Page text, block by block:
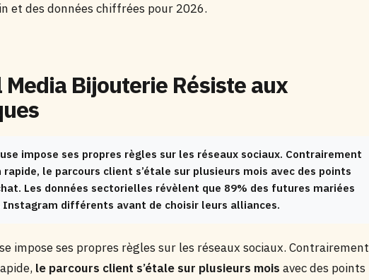
et des données chiffrées pour 2026.
Bijouterie Résiste aux
impose ses propres règles sur les réseaux sociaux. Contrairement
le parcours client s’étale sur plusieurs mois avec des points
Les données sectorielles révèlent que 89% des futures mariées
différents avant de choisir leurs alliances.
impose ses propres règles sur les réseaux sociaux. Contrairement
le parcours client s’étale sur plusieurs mois avec des points